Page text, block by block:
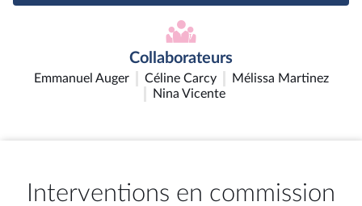
Collaborateurs
Emmanuel Auger Céline Carcy
Mélissa Martinez
Nina Vicente
Interventions en commission